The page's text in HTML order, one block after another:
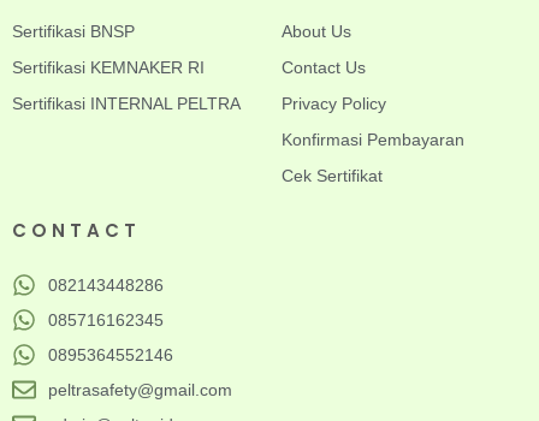
Sertifikasi BNSP
Sertifikasi KEMNAKER RI
Sertifikasi INTERNAL PELTRA
About Us
Contact Us
Privacy Policy
Konfirmasi Pembayaran
Cek Sertifikat
CONTACT
082143448286
085716162345
0895364552146
peltrasafety@gmail.com